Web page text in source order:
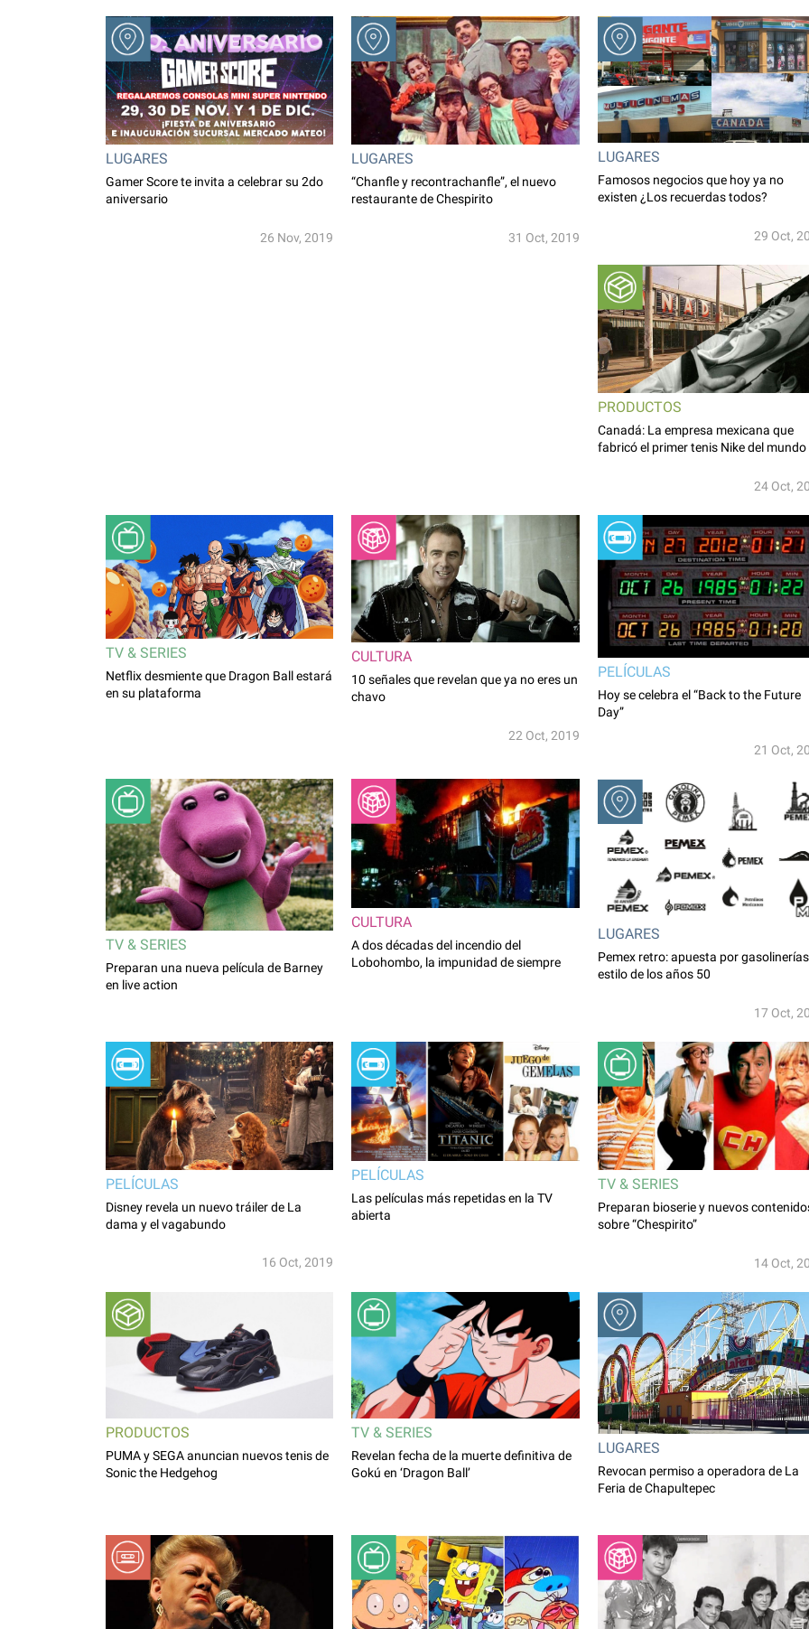
LUGARES
Gamer Score te invita a celebrar su 2do
aniversario
26 Nov, 2019
LUGARES
“Chanfle y recontrachanfle”, el nuevo
restaurante de Chespirito
31 Oct, 2019
LUGARES
Famosos negocios que hoy ya no
existen ¿Los recuerdas todos?
29 Oct,
PRODUCTOS
Canadá: La empresa mexicana que
fabricó el primer tenis Nike del mundo
24 Oct,
TV & SERIES
Netflix desmiente que Dragon Ball estará
en su plataforma
CULTURA
10 señales que revelan que ya no eres un
chavo
22 Oct, 2019
PELÍCULAS
Hoy se celebra el “Back to the Future
Day”
21 Oct,
TV & SERIES
Preparan una nueva película de Barney
en live action
CULTURA
A dos décadas del incendio del
Lobohombo, la impunidad de siempre
LUGARES
Pemex retro: apuesta por
estilo de los años 50
17 Oct,
PELÍCULAS
Disney revela un nuevo tráiler de La
dama y el vagabundo
16 Oct, 2019
PELÍCULAS
Las películas más repetidas en la TV
abierta
TV & SERIES
Preparan bioserie y nuevos
sobre “Chespirito”
14 Oct,
PRODUCTOS
PUMA y SEGA anuncian nuevos tenis de
Sonic the Hedgehog
TV & SERIES
Revelan fecha de la muerte definitiva de
Gokú en ‘Dragon Ball’
LUGARES
Revocan permiso a operadora de La
Feria de Chapultepec